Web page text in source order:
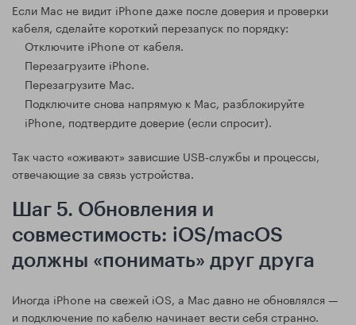
Если Mac не видит iPhone даже после доверия и проверки
кабеля, сделайте короткий перезапуск по порядку:
Отключите iPhone от кабеля.
Перезагрузите iPhone.
Перезагрузите Mac.
Подключите снова напрямую к Mac, разблокируйте
iPhone, подтвердите доверие (если спросит).
Так часто «оживают» зависшие USB‑службы и процессы,
отвечающие за связь устройства.
Шаг 5. Обновления и
совместимость: iOS/macOS
должны «понимать» друг друга
Иногда iPhone на свежей iOS, а Mac давно не обновлялся —
и подключение по кабелю начинает вести себя странно.